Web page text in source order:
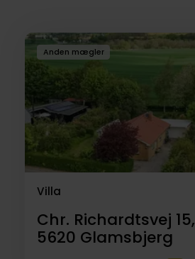
Anden mægler
Villa
Chr. Richardtsvej 15,
5620 Glamsbjerg